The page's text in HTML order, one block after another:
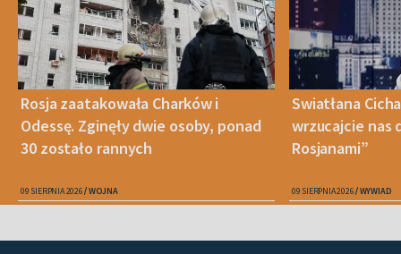
Rosja zaatakowała Charków i
Odessę. Zginęły dwie osoby, ponad
30 zostało rannych
09 SIERPNIA 2026 WOJNA
Swiatłana
wrzucajcie nas
Rosjanami”
09 SIERPNIA 2026 WYWIAD